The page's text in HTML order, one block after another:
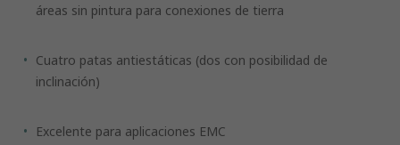
áreas sin pintura para conexiones de tierra
Cuatro patas antiestáticas (dos con posibilidad de
inclinación)
Excelente para aplicaciones EMC